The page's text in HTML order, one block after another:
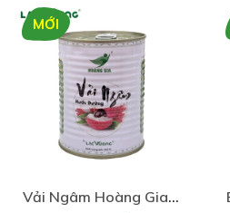
MỚI
Vải Ngâm Hoàng Gia 560G